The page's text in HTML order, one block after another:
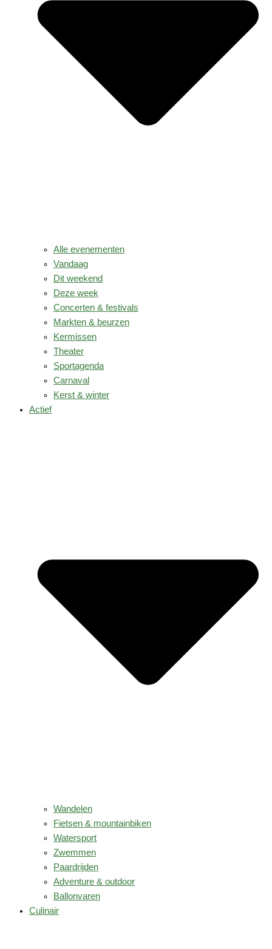
Alle evenementen
Vandaag
Dit weekend
Deze week
Concerten & festivals
Markten & beurzen
Kermissen
Theater
Sportagenda
Carnaval
Kerst & winter
Actief
Wandelen
Fietsen & mountainbiken
Watersport
Zwemmen
Paardrijden
Adventure & outdoor
Ballonvaren
Culinair